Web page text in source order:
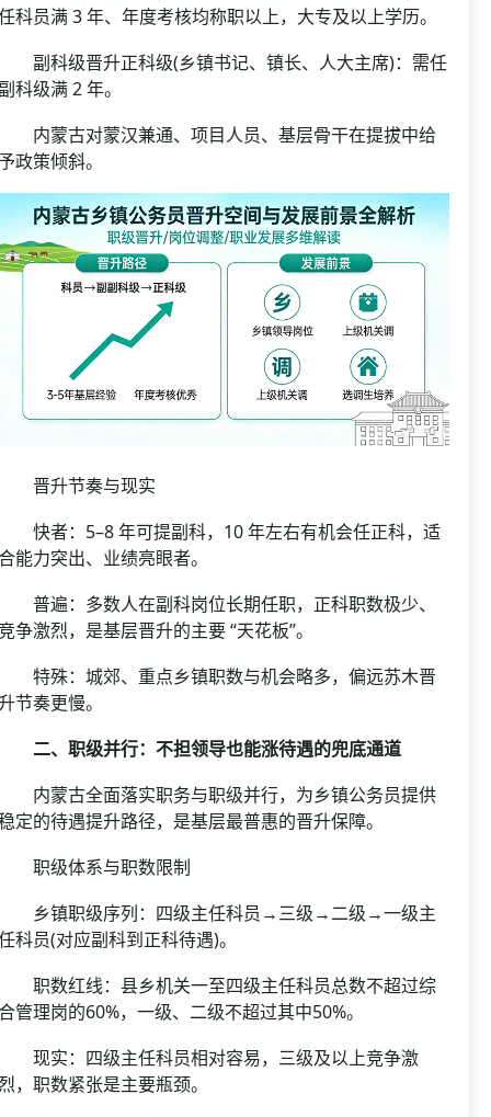
科员满 3 年、年度考核均称职以上，大专及以上学历。
科级晋升正科级(乡镇书记、镇长、人大主席)：需任
科级满 2 年。
蒙古对蒙汉兼通、项目人员、基层骨干在提拔中给
政策倾斜。
升节奏与现实
者：5–8 年可提副科，10 年左右有机会任正科，适
能力突出、业绩亮眼者。
遍：多数人在副科岗位长期任职，正科职数极少、
争激烈，是基层晋升的主要 “天花板”。
殊：城郊、重点乡镇职数与机会略多，偏远苏木晋
节奏更慢。
二、职级并行：不担领导也能涨待遇的兜底通道
蒙古全面落实职务与职级并行，为乡镇公务员提供
定的待遇提升路径，是基层最普惠的晋升保障。
级体系与职数限制
镇职级序列：四级主任科员→三级→二级→一级主
科员(对应副科到正科待遇)。
数红线：县乡机关一至四级主任科员总数不超过综
管理岗的60%，一级、二级不超过其中50%。
实：四级主任科员相对容易，三级及以上竞争激
，职数紧张是主要瓶颈。